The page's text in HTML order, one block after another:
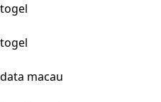
togel
togel
data macau